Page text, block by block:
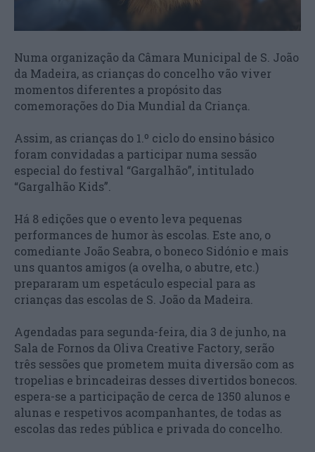
Numa organização da Câmara Municipal de S. João
da Madeira, as crianças do concelho vão viver
momentos diferentes a propósito das
comemorações do Dia Mundial da Criança.
Assim, as crianças do 1.º ciclo do ensino básico
foram convidadas a participar numa sessão
especial do festival “Gargalhão”, intitulado
“Gargalhão Kids”.
Há 8 edições que o evento leva pequenas
performances de humor às escolas. Este ano, o
comediante João Seabra, o boneco Sidónio e mais
uns quantos amigos (a ovelha, o abutre, etc.)
prepararam um espetáculo especial para as
crianças das escolas de S. João da Madeira.
Agendadas para segunda-feira, dia 3 de junho, na
Sala de Fornos da Oliva Creative Factory, serão
três sessões que prometem muita diversão com as
tropelias e brincadeiras desses divertidos bonecos.
espera-se a participação de cerca de 1350 alunos e
alunas e respetivos acompanhantes, de todas as
escolas das redes pública e privada do concelho.